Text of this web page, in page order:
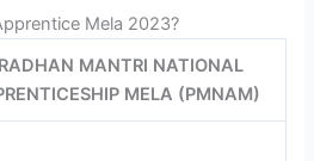
Mela 2023?
MANTRI NATIONAL
MELA (PMNAM)